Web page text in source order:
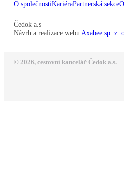
O společnostiKariéraPartnerská sekce
Čedok a.s
Návrh a realizace webu Axabee sp. z.
© 2026, cestovní kancelář Čedok a.s.